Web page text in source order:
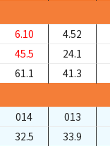
4.52
6.10
24.1
45.5
41.3
61.1
013
014
33.9
32.5